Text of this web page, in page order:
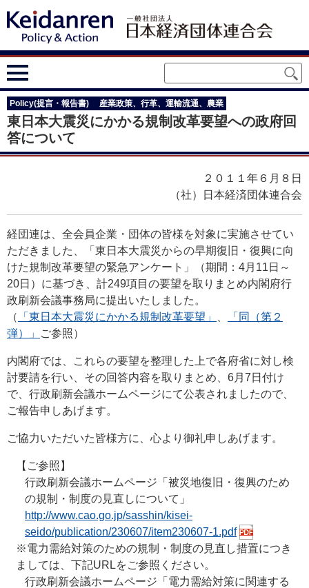
Policy(提言・報告書) 産業政策、行革、運輸流通、農業
東日本大震災にかかる規制改革要望への政府回
答について
２０１１年６月８日
（社）日本経済団体連合会
経団連は、全会員企業・団体の皆様を対象に実施させてい
ただきました、「東日本大震災からの早期復旧・復興に向
けた規制改革要望の緊急アンケート」（期間：4月11日～
20日）に基づき、計249項目の要望を取りまとめ内閣府行
政刷新会議事務局に提出いたしました。
（
「東日本大震災にかかる規制改革要望」
「同（第２
弾）」
ご参照）
内閣府では、これらの要望を整理した上で各府省に対し検
討要請を行い、その回答内容を取りまとめ、6月7日付け
で、行政刷新会議ホームページにて公表されましたので、
ご報告申しあげます。
ご協力いただいた皆様方に、心より御礼申しあげます。
【ご参照】
行政刷新会議ホームページ「被災地復旧・復興のため
の規制・制度の見直しについて」
http://www.cao.go.jp/sasshin/kisei-
seido/publication/230607/item230607-1.pdf
※電力需給対策のための規制・制度の見直し措置につき
ましては、下記URLをご参照ください。
行政刷新会議ホームページ「電力需給対策に関連する